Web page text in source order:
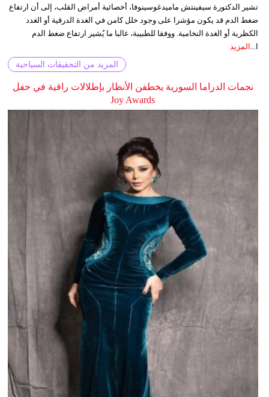
تشير الدكتورة سيفينتش ماميدغوسينوفا، أخصائية أمراض القلب، إلى أن ارتفاع
ضغط الدم قد يكون مؤشرا على وجود خلل كامن في الغدة الدرقية أو الغدد
الكظرية أو الغدة النخامية. ووفقا للطبيبة، غالبا ما يُشير ارتفاع ضغط الدم
ا...
المزيد
المزيد من التحقيقات السياحية
نجمات الدراما السورية يخطفن الأنظار بإطلالات راقية في حفل
Joy Awards